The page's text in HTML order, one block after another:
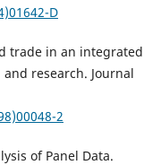
D
trade in an integrated
research. Journal
2
of Panel Data.